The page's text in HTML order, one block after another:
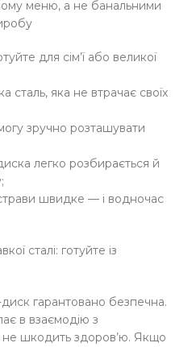
меню, а не банальними
для сім’ї або великої
сталь, яка не втрачає своїх
зручно розташувати
легко розбирається й
швидке — і водночас
сталі: готуйте із
гарантовано безпечна.
в взаємодію з
не шкодить здоров’ю. Якщо